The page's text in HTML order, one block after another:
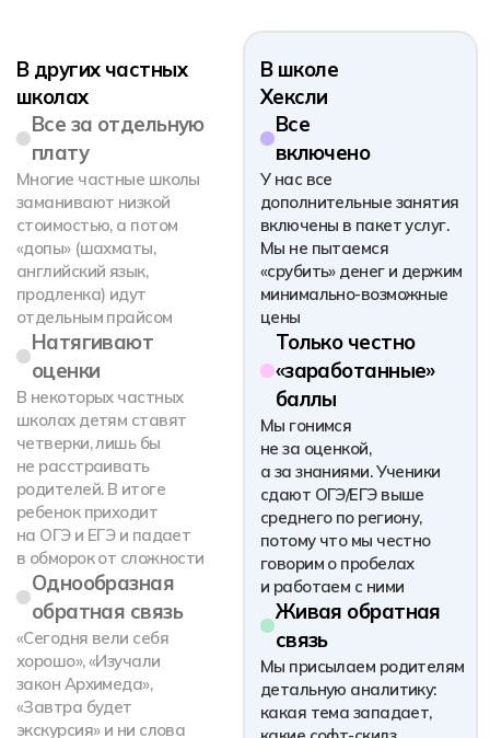
немногочисленные
учителя: и швец, и жнец
и на дуде игрец
технологиям
Наша школа создана
на базе сильнейшего
технологического
Хекслет. Все ресурсы
колледжа —
в распоряжении школы.